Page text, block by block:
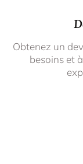
Obtenez un
besoins et